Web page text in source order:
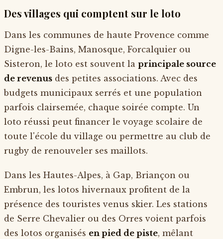
Des villages qui comptent sur le loto
Dans les communes de haute Provence comme
Digne-les-Bains, Manosque, Forcalquier ou
Sisteron, le loto est souvent la principale source
de revenus des petites associations. Avec des
budgets municipaux serrés et une population
parfois clairsemée, chaque soirée compte. Un
loto réussi peut financer le voyage scolaire de
toute l'école du village ou permettre au club de
rugby de renouveler ses maillots.
Dans les Hautes-Alpes, à Gap, Briançon ou
Embrun, les lotos hivernaux profitent de la
présence des touristes venus skier. Les stations
de Serre Chevalier ou des Orres voient parfois
des lotos organisés en pied de piste, mêlant